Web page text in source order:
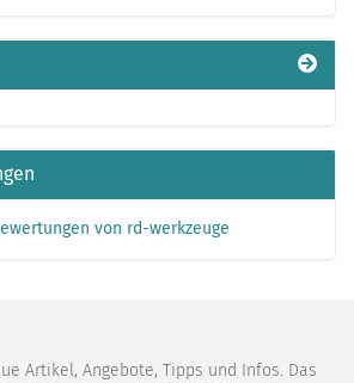
Artikel, Angebote, Tipps und Infos. Das